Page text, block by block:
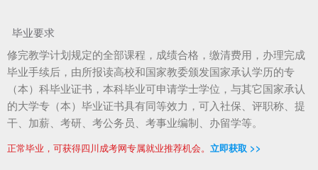
毕业要求
修完教学计划规定的全部课程，成绩合格，缴清费用，办理完成
毕业手续后，由所报读高校和国家教委颁发国家承认学历的专
（本）科毕业证书，本科毕业可申请学士学位，与其它国家承认
的大学专（本）毕业证书具有同等效力，可入社保、评职称、提
干、加薪、考研、考公务员、考事业编制、办留学等。
正常毕业，可获得四川成考网专属就业推荐机会。 立即获取 >>